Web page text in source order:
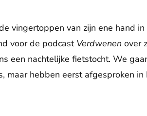
vingertoppen van zijn ene hand
voor de podcast Verdwenen over
een nachtelijke fietstocht. We
maar hebben eerst afgesproken in